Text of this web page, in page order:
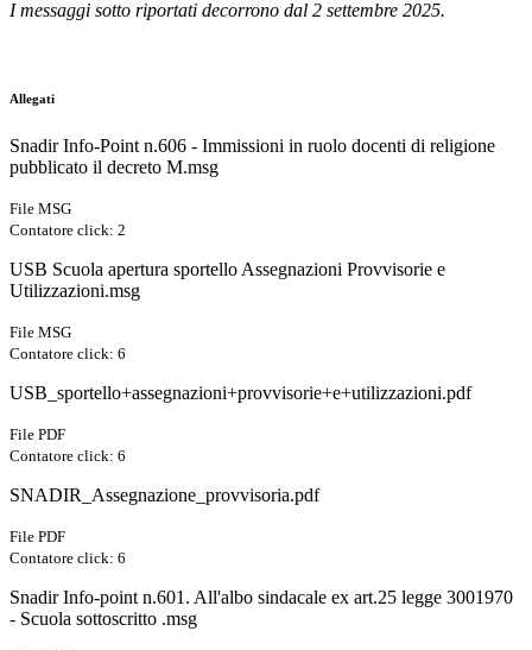
I messaggi sotto riportati decorrono dal 2 settembre 2025.
Allegati
Snadir Info-Point n.606 - Immissioni in ruolo docenti di religione
pubblicato il decreto M.msg
File MSG
Contatore click: 2
USB Scuola apertura sportello Assegnazioni Provvisorie e
Utilizzazioni.msg
File MSG
Contatore click: 6
USB_sportello+assegnazioni+provvisorie+e+utilizzazioni.pdf
File PDF
Contatore click: 6
SNADIR_Assegnazione_provvisoria.pdf
File PDF
Contatore click: 6
Snadir Info-point n.601. All'albo sindacale ex art.25 legge 3001970
- Scuola sottoscritto .msg